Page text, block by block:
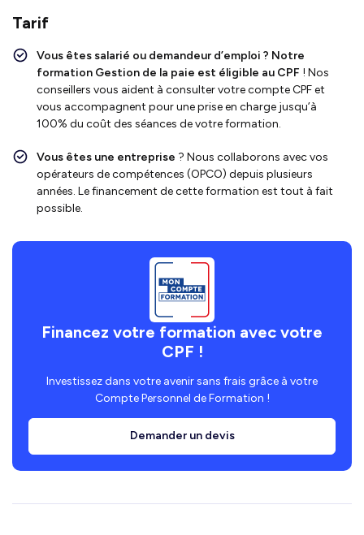
Tarif
Vous êtes salarié ou demandeur d’emploi ? Notre
formation Gestion de la paie est éligible au CPF ! Nos
conseillers vous aident à consulter votre compte CPF et
vous accompagnent pour une prise en charge jusqu’à
100% du coût des séances de votre formation.
Vous êtes une entreprise ? Nous collaborons avec vos
opérateurs de compétences (OPCO) depuis plusieurs
années. Le financement de cette formation est tout à fait
possible.
Financez votre formation avec votre
CPF !
Investissez dans votre avenir sans frais grâce à votre
Compte Personnel de Formation !
Demander un devis